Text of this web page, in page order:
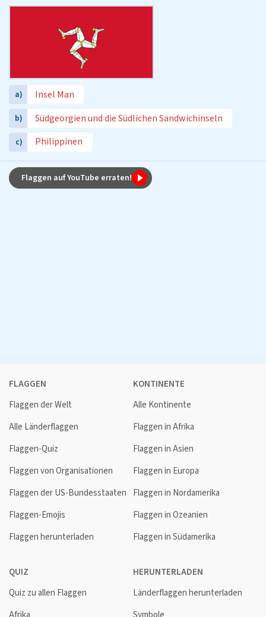
a) Insel Man
b) Südgeorgien und die Südlichen Sandwichinseln
c) Philippinen
Flaggen auf YouTube erraten!
FLAGGEN
Flaggen der Welt
Alle Länderflaggen
Flaggen-Quiz
Flaggen von Organisationen
Flaggen der US-Bundesstaaten
Flaggen-Emojis
Flaggen herunterladen
KONTINENTE
Alle Kontinente
Flaggen in Afrika
Flaggen in Asien
Flaggen in Europa
Flaggen in Nordamerika
Flaggen in Ozeanien
Flaggen in Südamerika
QUIZ
Quiz zu allen Flaggen
HERUNTERLADEN
Länderflaggen herunterladen